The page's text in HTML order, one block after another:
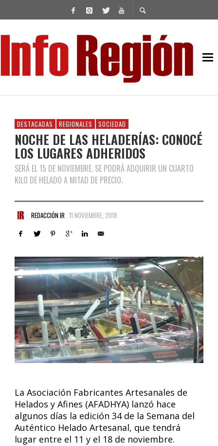
DESTACADAS REGIONALES SOCIEDAD
NOCHE DE LAS HELADERÍAS: CONOCÉ
LOS LUGARES ADHERIDOS
SERÁ EL 15 DE NOVIEMBRE. SE PODRÁ ADQUIRIR UN CUARTO
KILO DE HELADO A MITAD DE PRECIO.
REDACCIÓN IR 11 NOVIEMBRE, 2018
La Asociación Fabricantes Artesanales de
Helados y Afines (AFADHYA) lanzó hace
algunos días la edición 34 de la Semana del
Auténtico Helado Artesanal, que tendrá
lugar entre el 11 y el 18 de noviembre.